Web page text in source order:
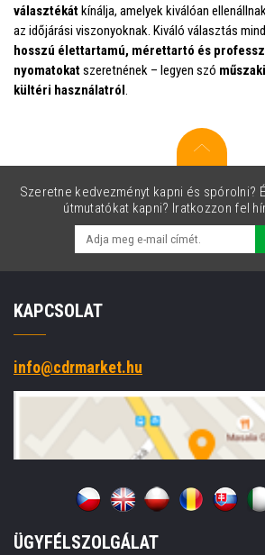
választékátkínálja, amelyek kiválóan
az időjárási viszonyoknak. Kiváló választás
hosszú élettartamú, mérettartó és
nyomatokatszeretnének – legyen szó
kültéri használatról.
Szeretne kedvezményt kapni és spórolni?
útmutatókat kapni? Iratkozzon fel
KAPCSOLAT
info@cdrmarket.hu
ÜGYFÉLSZOLGÁLAT